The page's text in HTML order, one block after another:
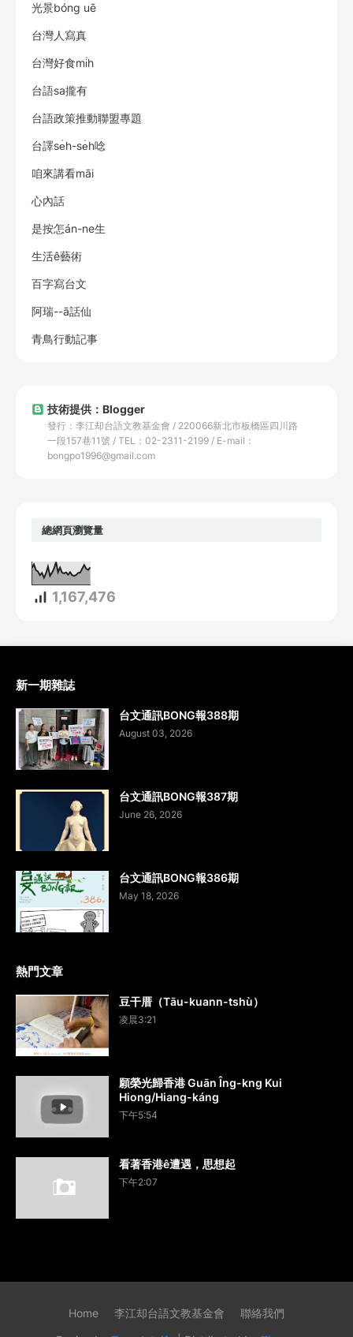
光景bóng uē
台灣人寫真
台灣好食mi̍h
台語sa攏有
台語政策推動聯盟專題
台譯se̍h-se̍h唸
咱來講看māi
心內話
是按怎án-ne生
生活ê藝術
百字寫台文
阿瑞--ā話仙
青鳥行動記事
技術提供：Blogger
發行：李江却台語文教基金會 / 220066新北市板橋區四川路
一段157巷11號 / TEL：02-2311-2199 / E-mail：
bongpo1996@gmail.com
總網頁瀏覽量
1,167,476
新一期雜誌
台文通訊BONG報388期
August 03, 2026
台文通訊BONG報387期
June 26, 2026
台文通訊BONG報386期
May 18, 2026
熱門文章
豆干厝（Tāu-kuann-tshù）
凌晨3:21
願榮光歸香港 Guān Îng-kng Kui
Hiong/Hiang-káng
下午5:54
看著香港ê遭遇，思想起
下午2:07
Home 李江却台語文教基金會 聯絡我們